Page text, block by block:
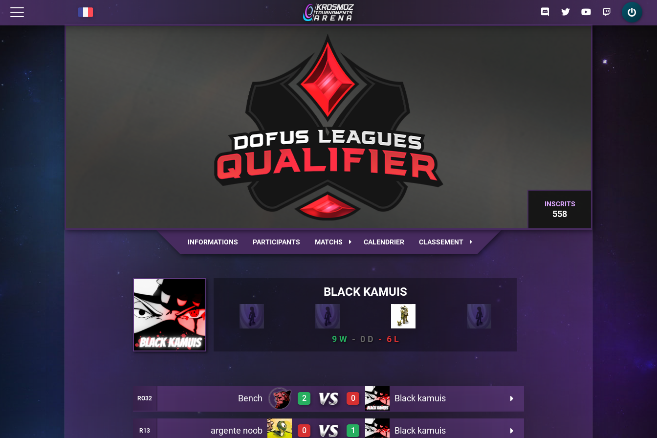
INSCRITS
558
INFORMATIONS PARTICIPANTS MATCHS CALENDRIER CLASSEMENT
BLACK KAMUIS
9 0 6
RO32 Bench 2 Black kamuis
0
2 A23 0
R13 argente noob 0 Black kamuis
1